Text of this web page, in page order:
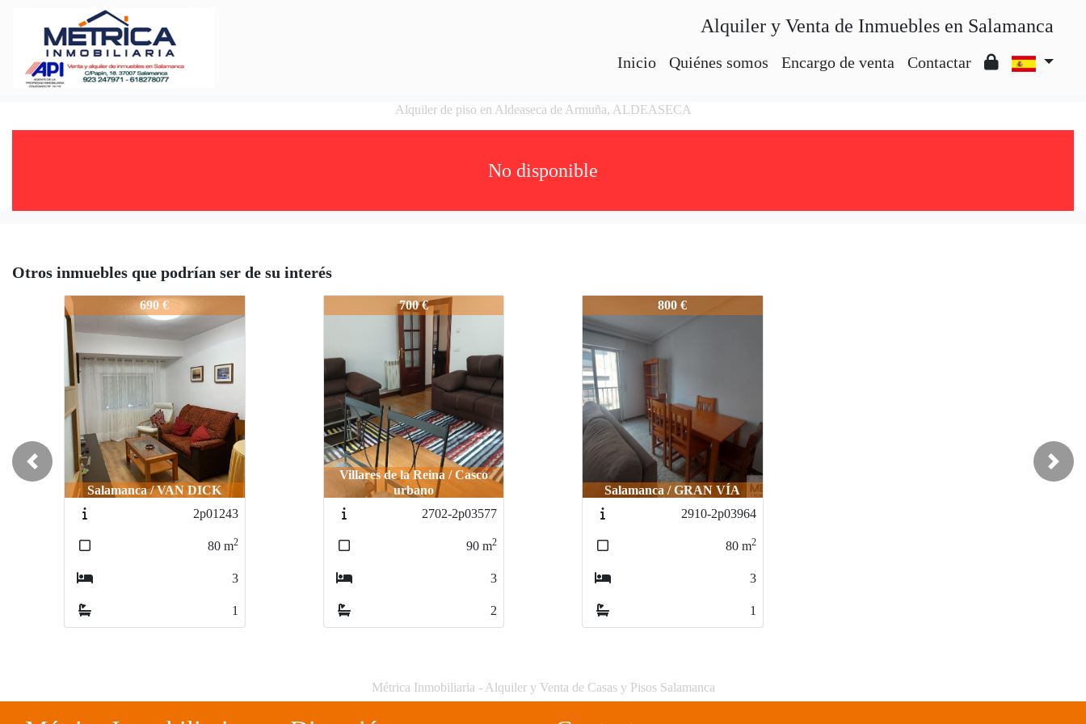
Alquiler y Venta de Inmuebles en Salamanca
Inicio Quiénes somos Encargo de venta Contactar
Alquiler de piso en Aldeaseca de Armuña, ALDEASECA
No disponible
Otros inmuebles que podrían ser de su interés
2734-2p03605
690 €
Salamanca / VAN DICK
2p01243
80 m2
3
1
2734-2p03605
700 €
Villares de la Reina / Casco
urbano
2702-2p03577
90 m2
3
2
2734-2p03605
800 €
Salamanca / GRAN VÍA
2910-2p03964
80 m2
3
1
Previous Next
Métrica Inmobiliaria - Alquiler y Venta de Casas y Pisos Salamanca